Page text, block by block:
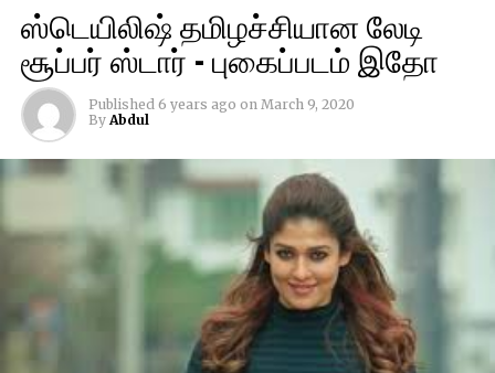
ஸ்டெயிலிஷ் தமிழச்சியான லேடி
சூப்பர் ஸ்டார் – புகைப்படம் இதோ
Published 6 years ago on March 9, 2020
By Abdul